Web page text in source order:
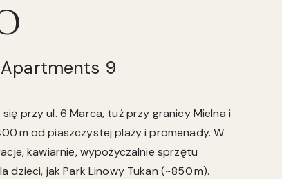
9
przy ul. 6 Marca, tuż przy granicy Mielna i
m od piaszczystej plaży i promenady. W
kawiarnie, wypożyczalnie sprzętu
dzieci, jak Park Linowy Tukan (~850 m).